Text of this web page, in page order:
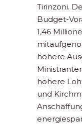
Tirinzoni.
Budget-
1,46
höhere
höhere
und